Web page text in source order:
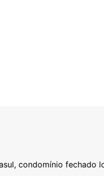
condomínio fechado